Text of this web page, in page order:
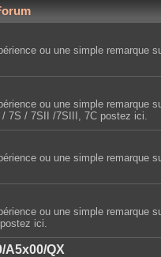
ou une simple remarque
ou une simple remarque
7S / 7SII /7SIII, 7C postez ici.
ou une simple remarque
ou une simple remarque
ici.
A5x00/QX